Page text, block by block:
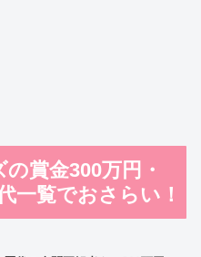
賞金300万円・
一覧でおさらい！